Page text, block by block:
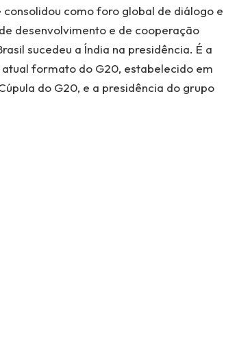
como foro global de diálogo e
desenvolvimento e de cooperação
sucedeu a Índia na presidência. É a
formato do G20, estabelecido em
do G20, e a presidência do grupo